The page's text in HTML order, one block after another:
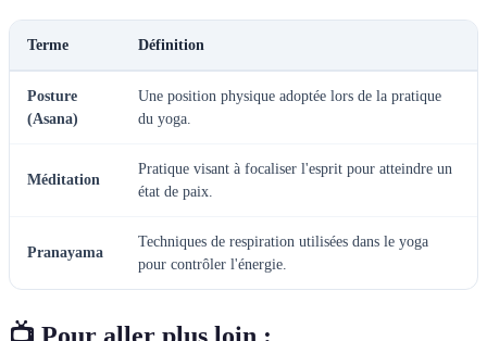
Terme Définition
Posture
(Asana)
Une position physique adoptée lors de la pratique
du yoga.
Méditation
Pratique visant à focaliser l'esprit pour atteindre un
état de paix.
Pranayama
Techniques de respiration utilisées dans le yoga
pour contrôler l'énergie.